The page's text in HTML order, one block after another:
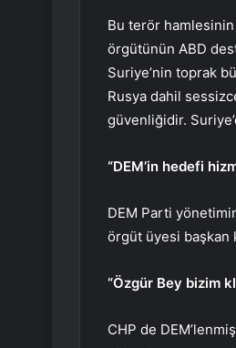
Bu terör hamlesinin
örgütünün ABD
Suriye’nin toprak
Rusya dahil
güvenliğidir.
“DEM’in hedefi
DEM Parti
örgüt üyesi başkan
“Özgür Bey bizim
CHP de